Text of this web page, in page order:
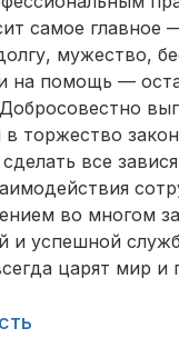
самое главное
мужество,
на помощь —
торжество
все
во многом
и успешной
царят мир и